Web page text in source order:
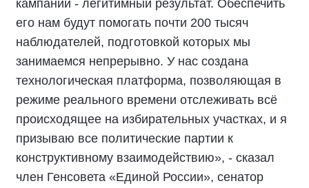
кампании - легитимный результат. Обеспечить
его нам будут помогать почти 200 тысяч
наблюдателей, подготовкой которых мы
занимаемся непрерывно. У нас создана
технологическая платформа, позволяющая в
режиме реального времени отслеживать всё
происходящее на избирательных участках, и я
призываю все политические партии к
конструктивному взаимодействию», - сказал
член Генсовета «Единой России», сенатор